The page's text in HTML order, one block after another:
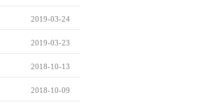
2019-03-24
2019-03-23
2018-10-13
2018-10-09